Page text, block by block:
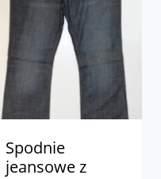
Spodnie
jeansowe z